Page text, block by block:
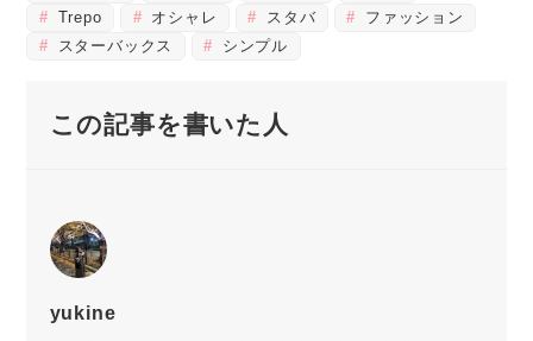
Trepo
オシャレ スタバ
ファッション
スターバックス
シンプル
この記事を書いた人
yukine